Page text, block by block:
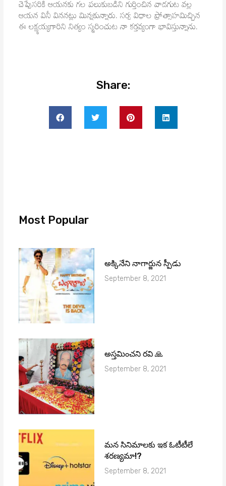
చెప్పేసరికి ఆయనకు గల పలుకుబడిని గుర్తించిన వాడగుట వల్ల
ఆయన వినీ విననట్లు మిన్నకున్నారు. సర్వ విధాల ప్రోత్సాహమిచ్చిన
ఈ లక్ష్మయ్యగారిని నిత్యం స్మరించుట నా కర్తవ్యంగా భావిస్తున్నాను.
Share:
Most Popular
అక్కినేని నాగార్జున స్పీడు
September 8, 2021
అస్తమించని రవి 🙏
September 8, 2021
మ‌న సినిమాల‌కు ఇక ఓటీటీలే
శ‌ర‌ణ్య‌మా!?
September 8, 2021